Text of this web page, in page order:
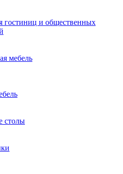
гостиниц и общественных
мебель
столы